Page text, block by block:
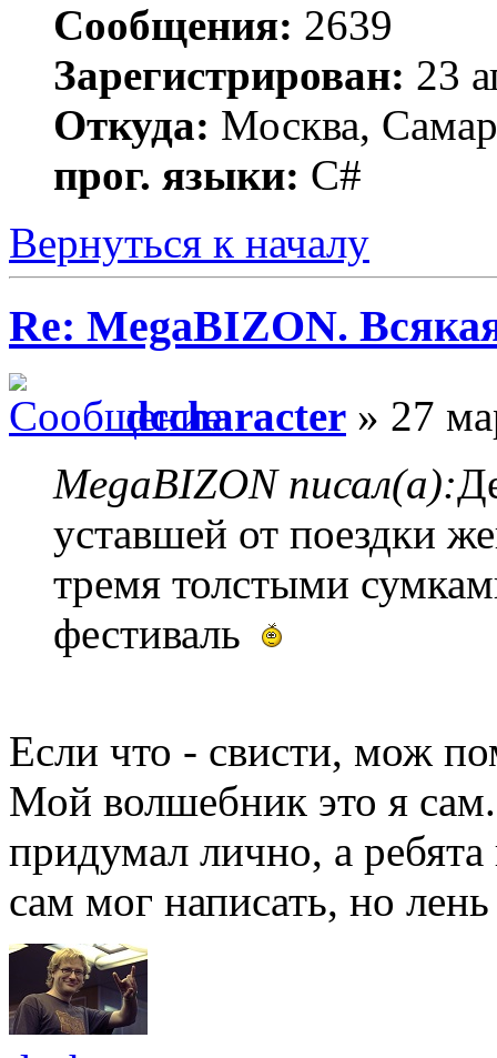
Сообщения: 2639
Зарегистрирован: 23
Откуда: Москва,
прог. языки: C#
Вернуться к началу
Re: MegaBIZON.
dccharacter » 27
MegaBIZON писал(а):
уставшей от поездки
тремя толстыми
фестиваль
Если что - свисти, мож
Мой волшебник это я
придумал лично, а
сам мог написать, но